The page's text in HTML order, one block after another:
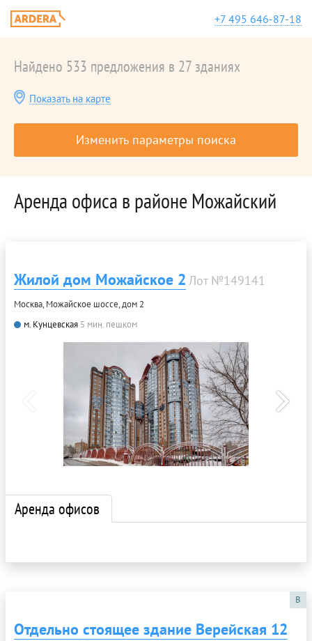
+7 495 646-87-18
Найдено 533 предложения в 27 зданиях
Показать на карте
Изменить параметры поиска
Аренда офиса в районе Можайский
Жилой дом Можайское 2 Лот №149141
Москва, Можайское шоссе, дом 2
м. Кунцевская 5 мин. пешком
Аренда офисов
B
Отдельно стоящее здание Верейская 12